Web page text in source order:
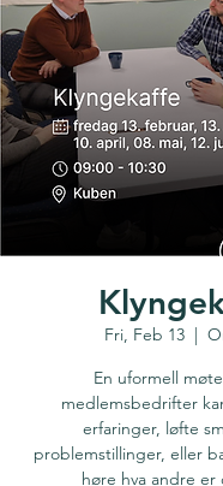
Fri, Feb 13
  |
En uformell
medlemsbedrifter
erfaringer, løfte
problemstillinger, eller
høre hva andre er